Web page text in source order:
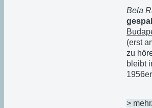
Bela
(erst
zu
bleibt
>